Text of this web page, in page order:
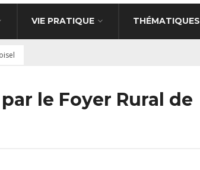
VIE PRATIQUE THÉMATIQUES
le Foyer Rural de